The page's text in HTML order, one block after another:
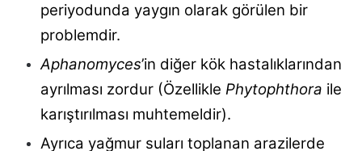
periyodunda yaygın olarak görülen bir
problemdir.
Aphanomyces’in diğer kök hastalıklarından
ayrılması zordur (Özellikle Phytophthora ile
karıştırılması muhtemeldir).
Ayrıca yağmur suları toplanan arazilerde